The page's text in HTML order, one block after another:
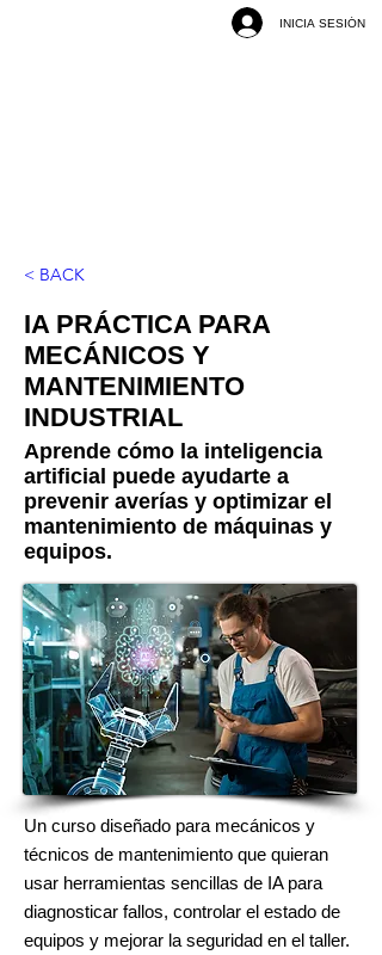
INICIA SESIÓN
< BACK
IA PRÁCTICA PARA
MECÁNICOS Y
MANTENIMIENTO
INDUSTRIAL
Aprende cómo la inteligencia
artificial puede ayudarte a
prevenir averías y optimizar el
mantenimiento de máquinas y
equipos.
Un curso diseñado para mecánicos y
técnicos de mantenimiento que quieran
usar herramientas sencillas de IA para
diagnosticar fallos, controlar el estado de
equipos y mejorar la seguridad en el taller.